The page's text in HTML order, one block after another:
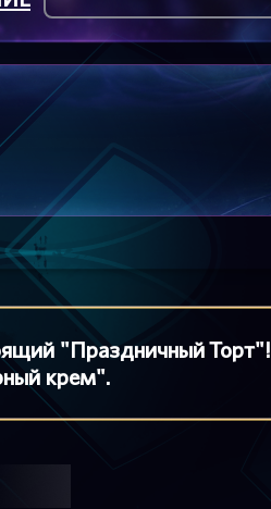
"Праздничный Торт"!
крем".